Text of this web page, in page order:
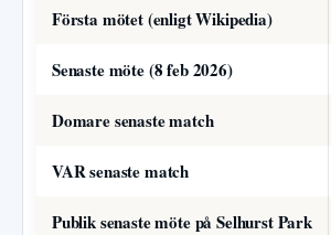
Första mötet (enligt Wikipedia)
Senaste möte (8 feb 2026)
Domare senaste match
VAR senaste match
Publik senaste möte på Selhurst Park